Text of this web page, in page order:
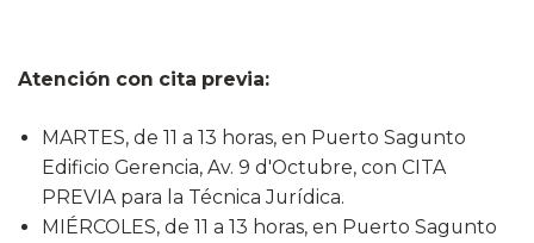
Atención con cita previa:
MARTES, de 11 a 13 horas, en Puerto Sagunto
Edificio Gerencia, Av. 9 d'Octubre, con CITA
PREVIA para la Técnica Jurídica.
MIÉRCOLES, de 11 a 13 horas, en Puerto Sagunto